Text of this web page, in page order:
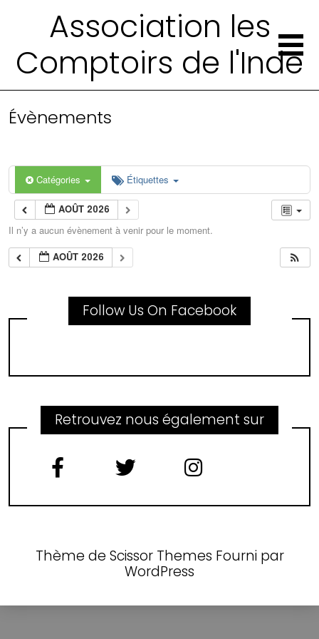
Association les
Comptoirs de l'Inde
Évènements
Catégories Étiquettes
AOÛT 2026
Il n’y a aucun évènement à venir pour le moment.
AOÛT 2026
Follow Us On Facebook
Retrouvez nous également sur
Thème de Scissor Themes Fourni par
WordPress